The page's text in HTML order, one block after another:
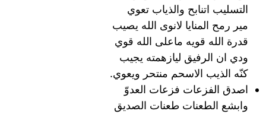
التسليب اتنابح والذياب تعوي
مير رمح المنايا لانوى الله يصيب
قدرة الله قويه ماعلى الله قوي
ودي ان الرفيق ليازهمته يجيب
كنّه الذيب الاسحم منتحر ويعوي.
اصدق الفزعات فزعات العدوّ
وابشع الطعنات طعنات الصديق